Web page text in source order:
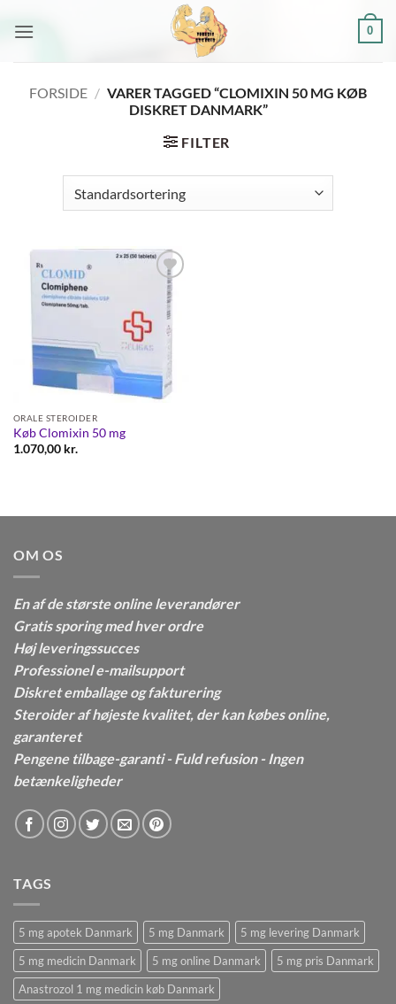
0
FORSIDE / VARER TAGGED “CLOMIXIN 50 MG KØB
DISKRET DANMARK”
FILTER
Add to
wishlist
ORALE STEROIDER
Køb Clomixin 50 mg
1.070,00 kr.
OM OS
En af de største online leverandører
Gratis sporing med hver ordre
Høj leveringssucces
Professionel e-mailsupport
Diskret emballage og fakturering
Steroider af højeste kvalitet, der kan købes online,
garanteret
Pengene tilbage-garanti - Fuld refusion - Ingen
betænkeligheder
TAGS
5 mg apotek Danmark 5 mg Danmark
5 mg levering Danmark
5 mg medicin Danmark
5 mg online Danmark
5 mg pris Danmark
Anastrozol 1 mg medicin køb Danmark